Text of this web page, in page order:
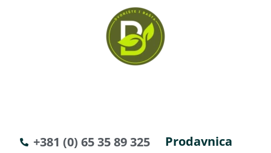
+381 (0) 65 35 89 325
Prodavnica